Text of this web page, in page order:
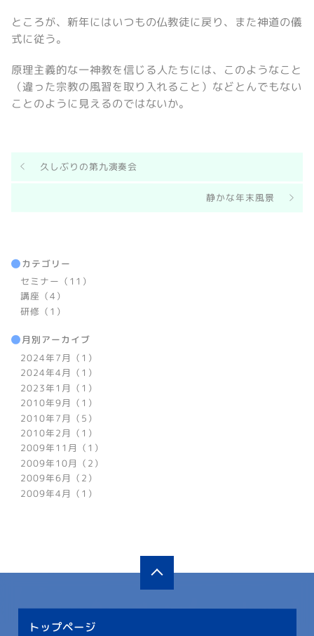
ところが、新年にはいつもの仏教徒に戻り、また神道の儀
式に従う。
原理主義的な一神教を信じる人たちには、このようなこと
（違った宗教の風習を取り入れること）などとんでもない
ことのように見えるのではないか。
久しぶりの第九演奏会
静かな年末風景
カテゴリー
セミナー（11）
講座（4）
研修（1）
月別アーカイブ
2024年7月（1）
2024年4月（1）
2023年1月（1）
2010年9月（1）
2010年7月（5）
2010年2月（1）
2009年11月（1）
2009年10月（2）
2009年6月（2）
2009年4月（1）
トップページ